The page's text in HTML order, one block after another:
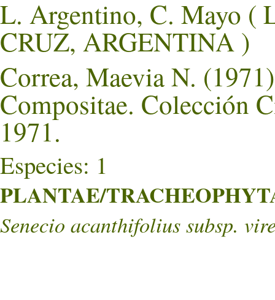
L. Argentino, C. Mayo (
CRUZ, ARGENTINA )
Correa, Maevia N.
Compositae. Colección
1971.
Especies: 1
PLANTAE/
Senecio acanthifolius subsp.